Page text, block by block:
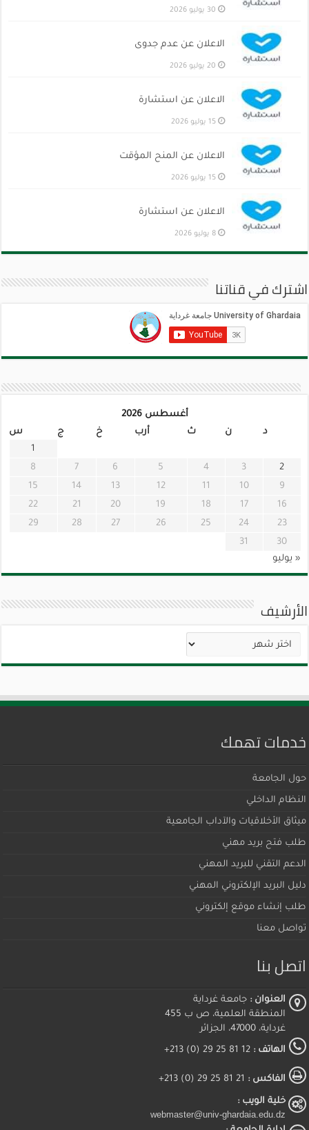
30 يوليو 2026
الاعلان عن عدم جدوى
20 يوليو 2026
الاعلان عن استشارة
15 يوليو 2026
الاعلان عن المنح المؤقت
15 يوليو 2026
الاعلان عن استشارة
8 يوليو 2026
اشترك في قناتنا
أغسطس 2026
د
ن ث أرب خ ج
س
1
2
3
4
5
6
7
8
9
10
11
12
13
14
15
16
17
18
19
20
21
22
23
24
25
26
27
28
29
30
31
« يوليو
الأرشيف
الأرشيف
خدمات تهمك
حول الجامعة
النظام الداخلي
ميثاق اﻷخلاقيات والآداب الجامعية
طلب فتح بريد مهني
الدعم التقني للبريد المهني
دليل البريد الإلكتروني المهني
طلب إنشاء موقع إلكتروني
تواصل معنا
اتصل بنا
العنوان : جامعة غرداية
المنطقة العلمية، ص ب 455
غرداية، 47000، الجزائر
الهاتف : 12 81 25 29 (0) 213+
الفاكس :
خلية الويب :
webmaster@univ-ghardaia.edu.dz